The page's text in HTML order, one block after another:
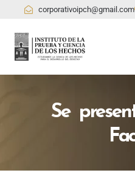
corporativoipch@gmail.com
Se